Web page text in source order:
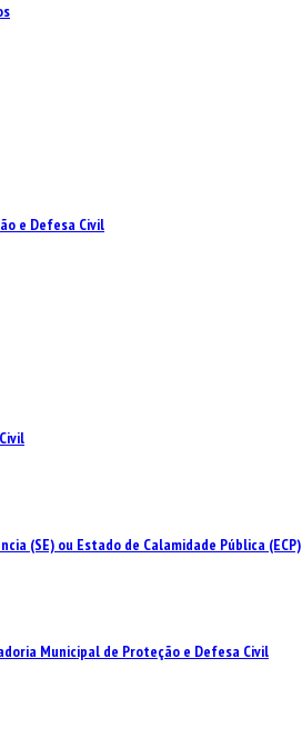
e Defesa Civil
(SE) ou Estado de Calamidade Pública (ECP)
Municipal de Proteção e Defesa Civil